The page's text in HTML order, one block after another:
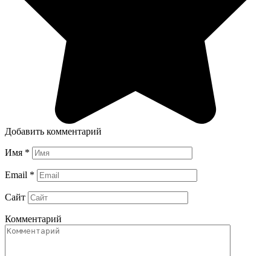
Добавить комментарий
Имя *
Email *
Сайт
Комментарий